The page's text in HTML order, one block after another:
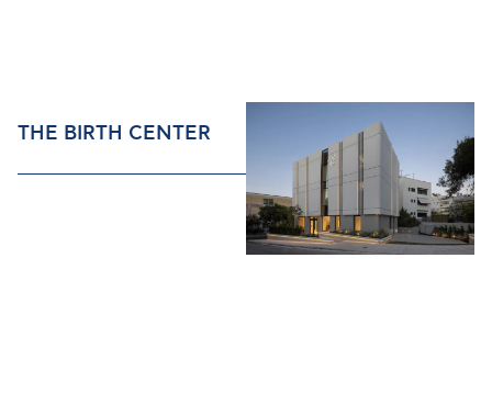
THE BIRTH CENTER